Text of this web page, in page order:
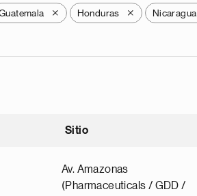
X Honduras X Nicaragua
Sitio
Av. Amazonas
(Pharmaceuticals / GDD /